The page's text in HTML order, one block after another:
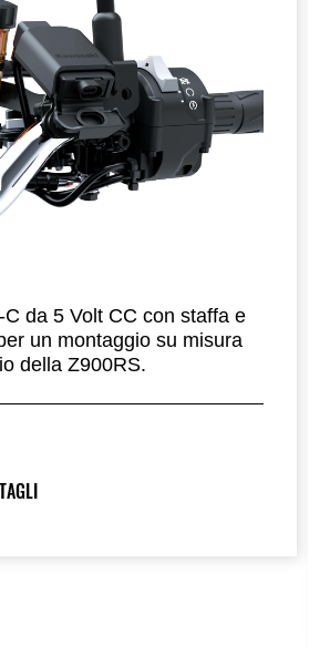
C da 5 Volt CC con staffa e
un montaggio su misura
della Z900RS.